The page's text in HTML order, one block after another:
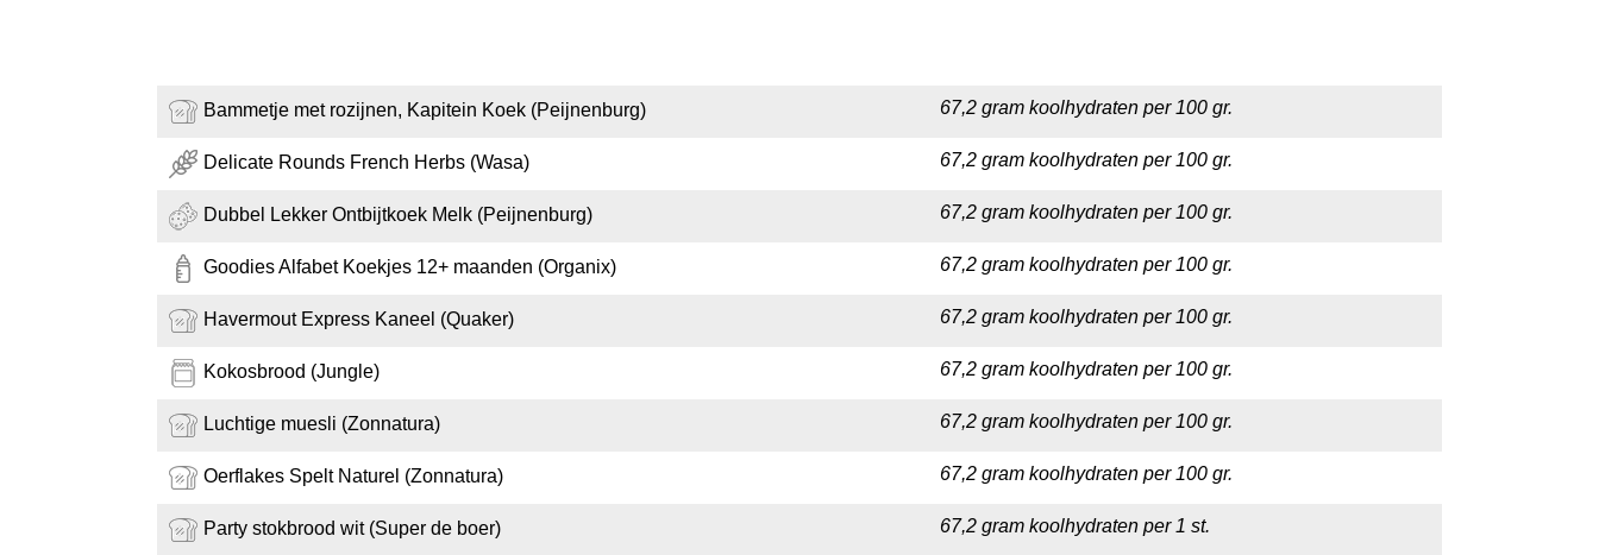
Bammetje met rozijnen, Kapitein Koek (Peijnenburg) 67,2 gram koolhydraten per 100 gr.
Delicate Rounds French Herbs (Wasa) 67,2 gram koolhydraten per 100 gr.
Dubbel Lekker Ontbijtkoek Melk (Peijnenburg) 67,2 gram koolhydraten per 100 gr.
Goodies Alfabet Koekjes 12+ maanden (Organix) 67,2 gram koolhydraten per 100 gr.
Havermout Express Kaneel (Quaker) 67,2 gram koolhydraten per 100 gr.
Kokosbrood (Jungle) 67,2 gram koolhydraten per 100 gr.
Luchtige muesli (Zonnatura) 67,2 gram koolhydraten per 100 gr.
Oerflakes Spelt Naturel (Zonnatura) 67,2 gram koolhydraten per 100 gr.
Party stokbrood wit (Super de boer) 67,2 gram koolhydraten per 1 st.